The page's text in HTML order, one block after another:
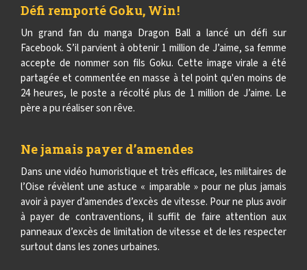
Défi remporté Goku, Win !
Un grand fan du manga Dragon Ball a lancé un défi sur
Facebook. S’il parvient à obtenir 1 million de J’aime, sa femme
accepte de nommer son fils Goku. Cette image virale a été
partagée et commentée en masse à tel point qu'en moins de
24 heures, le poste a récolté plus de 1 million de J’aime. Le
père a pu réaliser son rêve.
Ne jamais payer d’amendes
Dans une vidéo humoristique et très efficace, les militaires de
l’Oise révèlent une astuce « imparable » pour ne plus jamais
avoir à payer d’amendes d’excès de vitesse. Pour ne plus avoir
à payer de contraventions, il suffit de faire attention aux
panneaux d’excès de limitation de vitesse et de les respecter
surtout dans les zones urbaines.